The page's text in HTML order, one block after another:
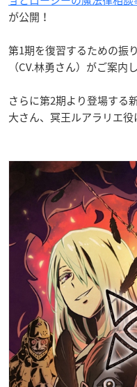
が公開！
第1期を復習するための振
（CV.林勇さん）がご案内
さらに第2期より登場する
大さん、冥王ルアラリエ役